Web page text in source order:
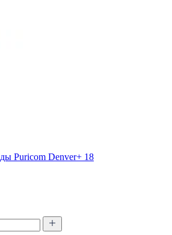
Puricom Denver+ 18